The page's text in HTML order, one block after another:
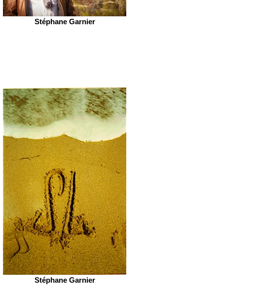
Stéphane Garnier
Stéphane Garnier